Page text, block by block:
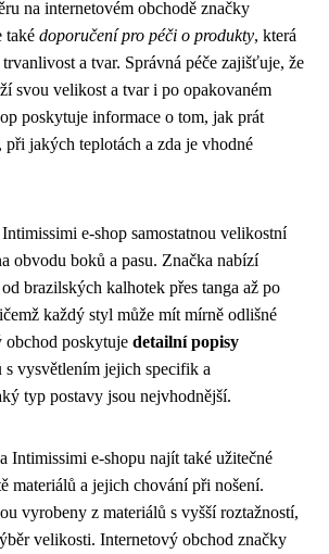
na internetovém obchodě značky
také doporučení pro péči o produkty, která
a tvar. Správná péče zajišťuje, že
svou velikost a tvar i po opakovaném
poskytuje informace o tom, jak prát
jakých teplotách a zda je vhodné
e-shop samostatnou velikostní
obvodu boků a pasu. Značka nabízí
brazilských kalhotek přes tanga až po
každý styl může mít mírně odlišné
obchod poskytuje detailní popisy
s vysvětlením jejich specifik a
typ postavy jsou nejvhodnější.
Intimissimi e-shopu najít také užitečné
materiálů a jejich chování při nošení.
vyrobeny z materiálů s vyšší roztažností,
velikosti. Internetový obchod značky